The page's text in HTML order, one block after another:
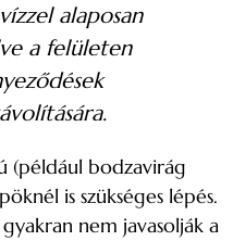
alaposan
a felületen
(például bodzavirág
is szükséges lépés.
nem javasolják a